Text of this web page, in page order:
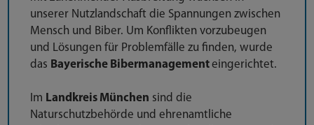
unserer Nutzlandschaft die Spannungen zwischen
Mensch und Biber. Um Konflikten vorzubeugen
und Lösungen für Problemfälle zu finden, wurde
das Bayerische Bibermanagementeingerichtet.
Im Landkreis München sind die
Naturschutzbehörde und ehrenamtliche